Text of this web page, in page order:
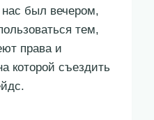
был вечером,
тем,
права и
которой съездить